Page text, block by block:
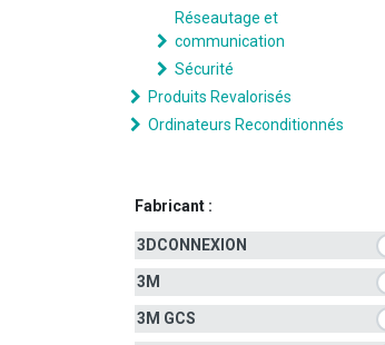
Réseautage et
communication
Sécurité
Produits Revalorisés
Ordinateurs Reconditionnés
Fabricant :
3DCONNEXION
3M
3M GCS